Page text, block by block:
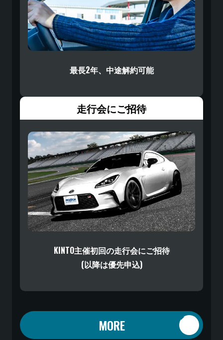
最長2年、中途解約可能
走行会にご招待
KINTO主催初回の走行会にご招待
(以降は優先申込)
MORE